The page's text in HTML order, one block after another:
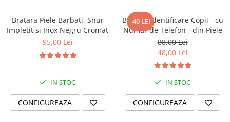
Bratara Piele Barbati, Snur
Impletit si Inox Negru Cromat
95,00 Lei
IN STOC
CONFIGUREAZA
-40 LEI
Bratara identificare Copii - cu
Numar de Telefon - din Piele
88,00 Lei
48,00 Lei
IN STOC
CONFIGUREAZA